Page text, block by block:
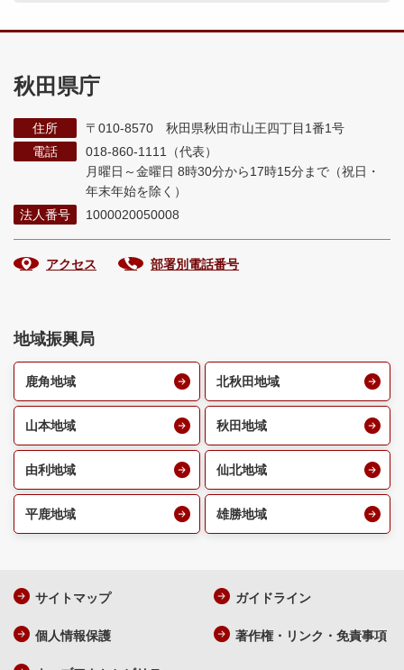
秋田県庁
住所
〒010-8570 秋田県秋田市山王四丁目1番1号
電話
018-860-1111（代表）
月曜日～金曜日 8時30分から17時15分まで （祝日・
年末年始を除く）
法人番号
1000020050008
アクセス 部署別電話番号
地域振興局
鹿角地域 北秋田地域
山本地域 秋田地域
由利地域 仙北地域
平鹿地域 雄勝地域
サイトマップ ガイドライン
個人情報保護 著作権・リンク・免責事項